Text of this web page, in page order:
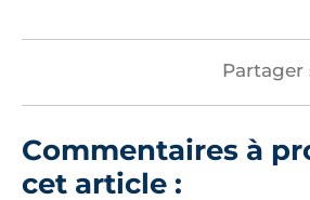
Partager
Commentaires à
cet article :